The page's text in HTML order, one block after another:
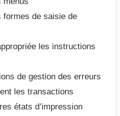
formes de saisie de
les instructions
de gestion des erreurs
les transactions
états d’impression